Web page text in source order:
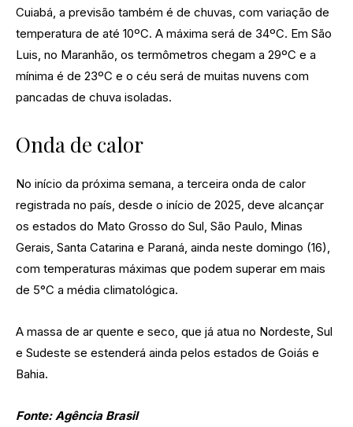
Cuiabá, a previsão também é de chuvas, com variação de
temperatura de até 10ºC. A máxima será de 34ºC. Em São
Luis, no Maranhão, os termômetros chegam a 29ºC e a
mínima é de 23ºC e o céu será de muitas nuvens com
pancadas de chuva isoladas.
Onda de calor
No início da próxima semana, a terceira onda de calor
registrada no país, desde o início de 2025, deve alcançar
os estados do Mato Grosso do Sul, São Paulo, Minas
Gerais, Santa Catarina e Paraná, ainda neste domingo (16),
com temperaturas máximas que podem superar em mais
de 5°C a média climatológica.
A massa de ar quente e seco, que já atua no Nordeste, Sul
e Sudeste se estenderá ainda pelos estados de Goiás e
Bahia.
Fonte: Agência Brasil